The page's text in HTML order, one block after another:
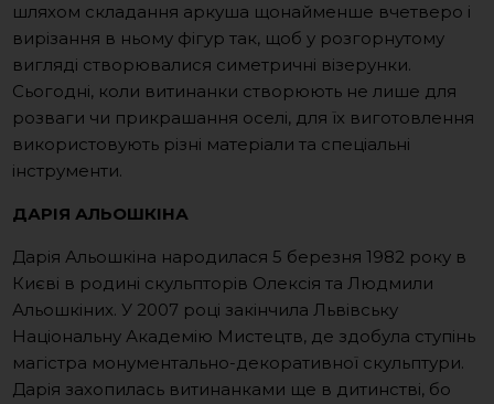
шляхом складання аркуша щонайменше вчетверо і
вирізання в ньому фігур так, щоб у розгорнутому
вигляді створювалися симетричні візерунки.
Сьогодні, коли витинанки створюють не лише для
розваги чи прикрашання оселі, для їх виготовлення
використовують різні матеріали та спеціальні
інструменти.
ДАРІЯ АЛЬОШКІНА
Дарія Альошкіна народилася 5 березня 1982 року в
Києві в родині скульпторів Олексія та Людмили
Альошкіних. У 2007 році закінчила Львівську
Національну Академію Мистецтв, де здобула ступінь
магістра монументально-декоративної скульптури.
Дарія захопилась витинанками ще в дитинстві, бо